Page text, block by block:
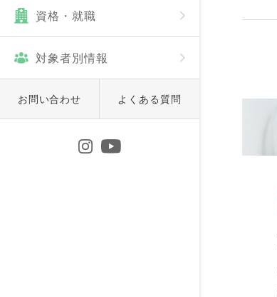
資格・就職
対象者別情報
お問い合わせ よくある質問